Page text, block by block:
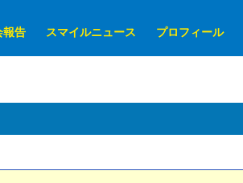
報告 スマイルニュース プロフィール